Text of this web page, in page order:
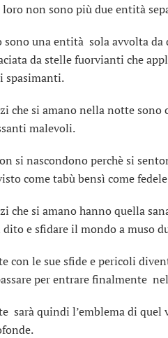
loro non sono più due entità
sono una entità sola avvolta
da stelle fuorvianti che
spasimanti.
che si amano nella notte
malevoli.
si nascondono perchè si
come tabù bensì come
che si amano hanno quella
dito e sfidare il mondo a muso
con le sue sfide e pericoli
per entrare finalmente
sarà quindi l’emblema di quel